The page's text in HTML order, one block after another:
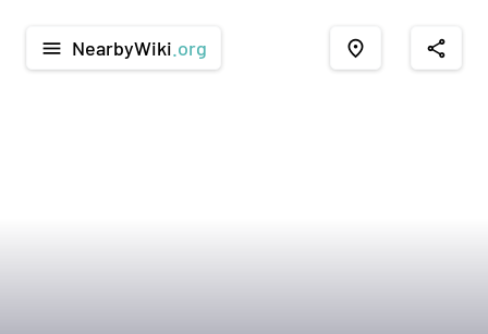
menu NearbyWiki .org place share